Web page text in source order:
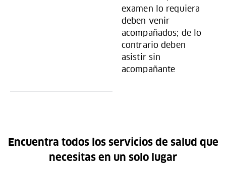
examen lo requiera
deben venir
acompañados; de lo
contrario deben
asistir sin
acompañante
Encuentra todos los servicios de salud que
necesitas en un solo lugar